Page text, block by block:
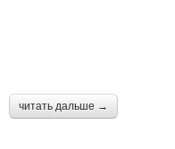
читать дальше →